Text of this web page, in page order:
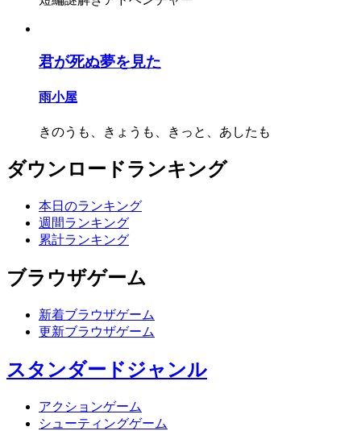
君が死ぬ夢を見た
雨小屋
きのうも、きょうも、きっと、あしたも
ダウンロードランキング
本日のランキング
週間ランキング
累計ランキング
ブラウザゲーム
新着ブラウザゲーム
更新ブラウザゲーム
スタンダードジャンル
アクションゲーム
シューティングゲーム